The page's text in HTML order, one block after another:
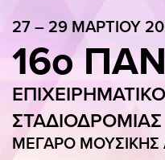
GALLERY
ΠΑΝΟΡΑΜΑ APP
ΓΙΑ
ΣΥΜΜΕΤΟΧΗ ΕΠΙΧΕΙΡΗΣΗΣ
27 – 29 ΜΑΡΤΙΟΥ
16ο
ΣΤΑΔΙΟΔΡΟΜΙΑΣ
ΜΕΓΑΡΟ